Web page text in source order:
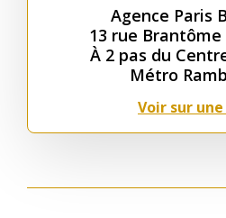
Agence Paris
13 rue Brantôme
À 2 pas du
Métro
Voir sur